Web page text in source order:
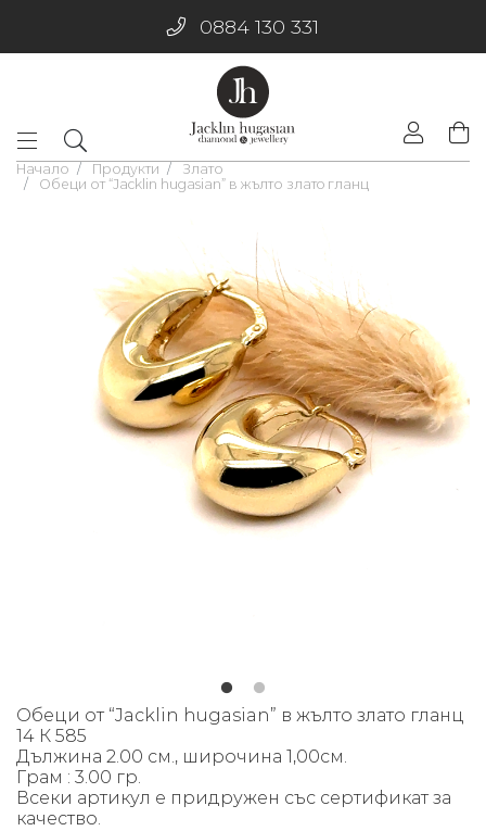
0884 130 331
Начало Продукти
Злато
Обеци от “Jacklin hugasian” в жълто златo гланц
Обеци от “Jacklin hugasian” в жълто златo гланц
14 К 585
Дължина 2.00 см., широчина 1,00см.
Грам : 3.00 гр.
Всеки артикул е придружен със сертификат за
качество.